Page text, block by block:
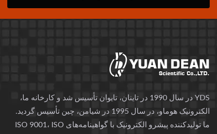
YDS در سال 1990 در تاینان، تایوان تأسیس شد و کارخانه ما،
الکترونیک هوماو، در سال 1995 در شیامن، چین تأسیس گردید.
ما تولیدکننده پیشرو الکترونیک با گواهینامه‌های ISO 9001، ISO